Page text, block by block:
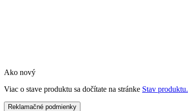
Ako nový
Viac o stave produktu sa dočítate na stránke Stav produktu.
Reklamačné podmienky